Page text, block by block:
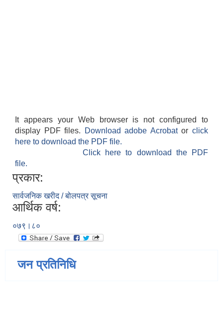
It appears your Web browser is not configured to
display PDF files.
Download adobe Acrobatorclick
here to download the PDF file.
Click here to download the PDF
file.
प्रकार:
सार्वजनिक खरीद / बोलपत्र सूचना
आर्थिक वर्ष:
०७९।८०
जन प्रतिनिधि